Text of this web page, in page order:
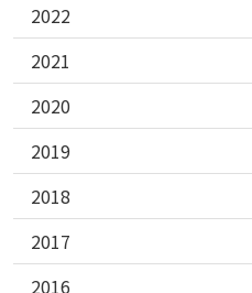
2022
2021
2020
2019
2018
2017
2016